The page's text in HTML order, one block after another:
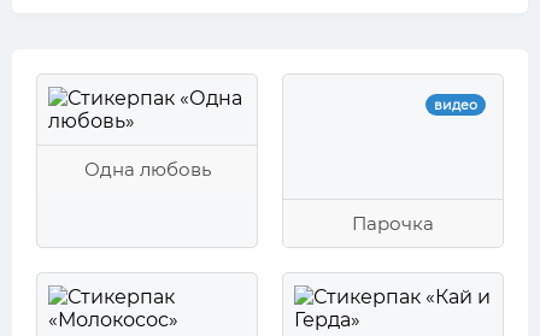
Одна любовь
видео
Парочка